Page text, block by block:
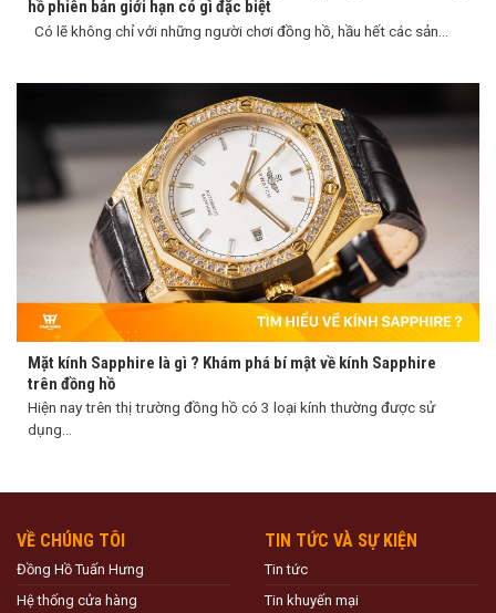
hồ phiên bản giới hạn có gì đặc biệt
Có lẽ không chỉ với những người chơi đồng hồ, hầu hết các sản...
Mặt kính Sapphire là gì ? Khám phá bí mật về kính Sapphire
trên đồng hồ
Hiện nay trên thị trường đồng hồ có 3 loại kính thường được sử
dụng...
VỀ CHÚNG TÔI
Đồng Hồ Tuấn Hưng
Hệ thống cửa hàng
TIN TỨC VÀ SỰ KIỆN
Tin tức
Tin khuyến mại